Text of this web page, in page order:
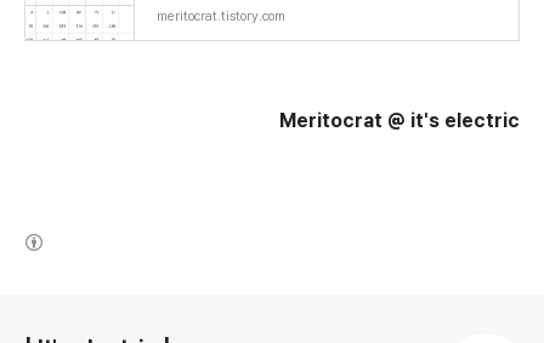
meritocrat.tistory.com
Meritocrat @ it's electric